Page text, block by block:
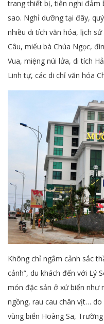
trang thiết bị, tiện nghi đảm
sao. Nghỉ dưỡng tại đây,
nhiều di tích văn hóa, lịch
Câu, miếu bà Chúa Ngọc,
Vua, miệng núi lửa, di tích
Linh tự, các di chỉ văn hóa
Không chỉ ngắm cảnh sắc
cảnh”, du khách đến với Lý
món đặc sản ở xứ biển như
ngồng, rau cau chân vịt…
vùng biển Hoàng Sa,